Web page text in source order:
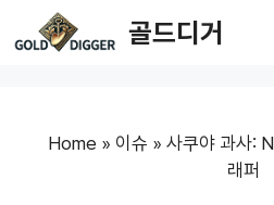
to
골드디거
Home » 이슈 » 사쿠야 과사:
래퍼